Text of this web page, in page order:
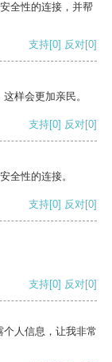
全性的连接，并帮
支持[0] 反对[0]
样会更加亲民。
支持[0] 反对[0]
全性的连接。
支持[0] 反对[0]
支持[0] 反对[0]
人信息，让我非常